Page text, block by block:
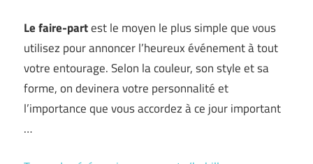
Le faire-partest le moyen le plus simple que vous
utilisez pour annoncer l’heureux événement à tout
votre entourage. Selon la couleur, son style et sa
forme, on devinera votre personnalité et
l’importance que vous accordez à ce jour important
…